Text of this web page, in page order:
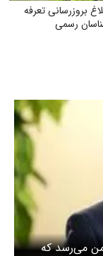
بروز‌رسانی تعرفه
رسمی
می‌رسد که